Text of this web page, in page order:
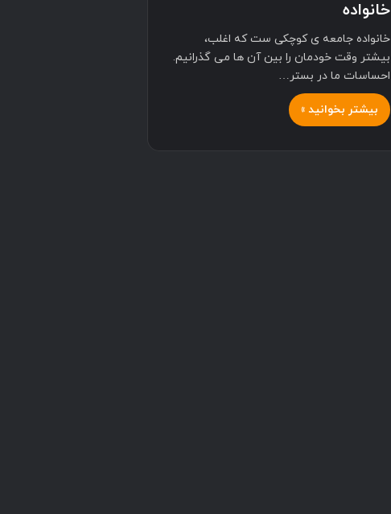
خانواده
خانواده جامعه ی کوچکی ست که اغلب،
بیشتر وقت خودمان را بین آن ها می گذرانیم.
احساسات ما در بستر…
بیشتر بخوانید »